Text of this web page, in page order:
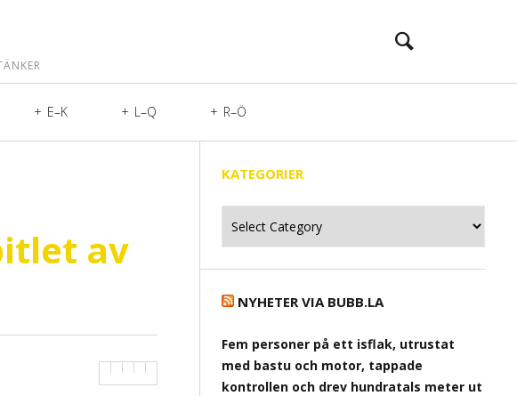
E–K L–Q R–Ö
av
KATEGORIER
NYHETER VIA BUBB.LA
Fem personer på ett isflak, utrustat
med bastu och motor, tappade
kontrollen och drev hundratals meter ut